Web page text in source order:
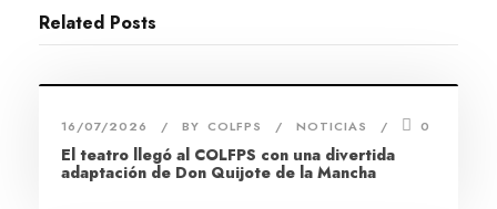
Related Posts
16/07/2026 BY COLFPS NOTICIAS 0
El teatro llegó al COLFPS con una divertida
adaptación de Don Quijote de la Mancha